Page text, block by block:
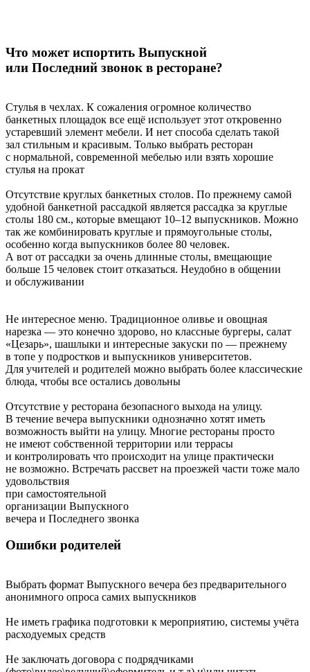
Что может испортить Выпускной
или Последний звонок в ресторане?
Стулья в чехлах. К сожаления огромное количество
банкетных площадок все ещё использует этот откровенно
устаревший элемент мебели. И нет способа сделать такой
зал стильным и красивым. Только выбрать ресторан
с нормальной, современной мебелью или взять хорошие
стулья на прокат
Отсутствие круглых банкетных столов. По прежнему самой
удобной банкетной рассадкой является рассадка за круглые
столы 180 см., которые вмещают 10–12 выпускников. Можно
так же комбинировать круглые и прямоугольные столы,
особенно когда выпускников более 80 человек.
А вот от рассадки за очень длинные столы, вмещающие
больше 15 человек стоит отказаться. Неудобно в общении
и обслуживании
Не интересное меню. Традиционное оливье и овощная
нарезка — это конечно здорово, но классные бургеры, салат
«Цезарь», шашлыки и интересные закуски по — прежнему
в топе у подростков и выпускников университетов.
Для учителей и родителей можно выбрать более классические
блюда, чтобы все остались довольны
Отсутствие у ресторана безопасного выхода на улицу.
В течение вечера выпускники однозначно хотят иметь
возможность выйти на улицу. Многие рестораны просто
не имеют собственной территории или террасы
и контролировать что происходит на улице практически
не возможно. Встречать рассвет на проезжей части тоже мало
удовольствия
при самостоятельной
организации Выпускного
вечера и Последнего звонка
Ошибки родителей
Выбрать формат Выпускного вечера без предварительного
анонимного опроса самих выпускников
Не иметь графика подготовки к мероприятию, системы учёта
расходуемых средств
Не заключать договора с подрядчиками